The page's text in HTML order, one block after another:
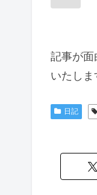
記事が面
いたしま
日記